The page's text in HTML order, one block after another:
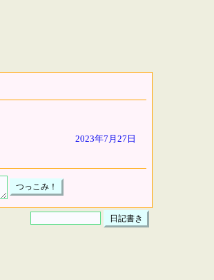
2023年7月27日